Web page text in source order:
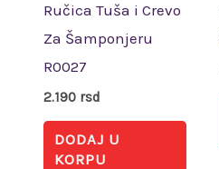
Ručica Tuša i Crevo
Za Šamponjeru
R0027
2.190 rsd
DODAJ U
KORPU